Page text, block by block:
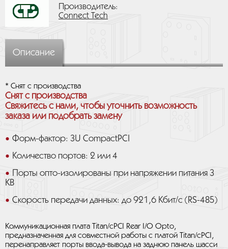
Производитель:
Connect Tech
Описание
* Снят с производства
Снят с производства
Свяжитесь с нами, чтобы уточнить возможность
заказа или подобрать замену
Форм-фактор: 3U CompactPCI
Количество портов: 2 или 4
Порты опто-изолированы при напряжении питания 3
КВ
Скорость передачи данных: до 921,6 Кбит/с (RS-485)
Коммуникационная плата Titan/cPCI Rear I/O Opto,
предназначенная для совместной работы с платой Titan/cPCI,
перенаправляет порты ввода-вывода на заднюю панель шасси